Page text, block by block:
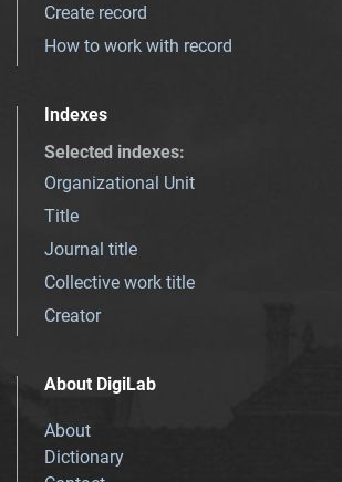
Create record
How to work with record
Indexes
Selected indexes:
Organizational Unit
Title
Journal title
Collective work title
Creator
About DigiLab
About
Dictionary